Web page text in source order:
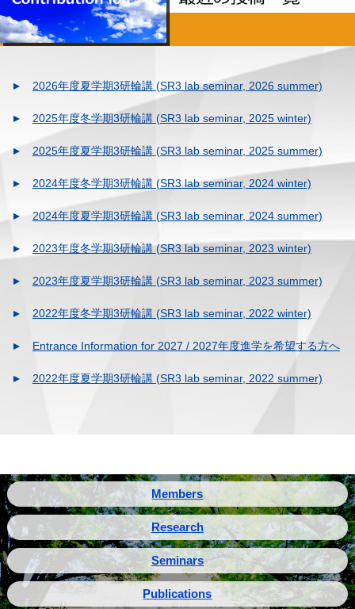
2026年度夏学期3研輪講 (SR3 lab seminar, 2026 summer)
2025年度冬学期3研輪講 (SR3 lab seminar, 2025 winter)
2025年度夏学期3研輪講 (SR3 lab seminar, 2025 summer)
2024年度冬学期3研輪講 (SR3 lab seminar, 2024 winter)
2024年度夏学期3研輪講 (SR3 lab seminar, 2024 summer)
2023年度冬学期3研輪講 (SR3 lab seminar, 2023 winter)
2023年度夏学期3研輪講 (SR3 lab seminar, 2023 summer)
2022年度冬学期3研輪講 (SR3 lab seminar, 2022 winter)
Entrance Information for 2027 / 2027年度進学を希望する方へ
2022年度夏学期3研輪講 (SR3 lab seminar, 2022 summer)
Members
Research
Seminars
Publications